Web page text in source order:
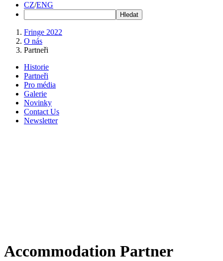
CZ/ENG
Fringe 2022
O nás
Partneři
Historie
Partneři
Pro média
Galerie
Novinky
Contact Us
Newsletter
Accommodation Partner